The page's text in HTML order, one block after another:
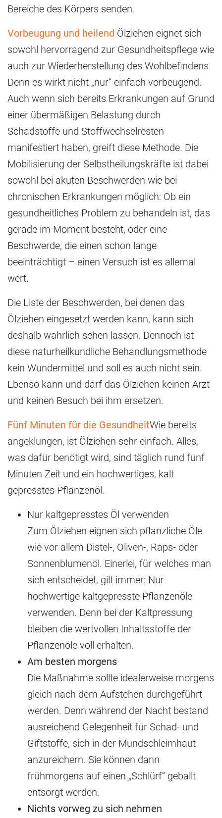
Bereiche des Körpers senden.
Vorbeugung und heilend Ölziehen eignet sich
sowohl hervorragend zur Gesundheitspflege wie
auch zur Wiederherstellung des Wohlbefindens.
Denn es wirkt nicht „nur“ einfach vorbeugend.
Auch wenn sich bereits Erkrankungen auf Grund
einer übermäßigen Belastung durch
Schadstoffe und Stoffwechselresten
manifestiert haben, greift diese Methode. Die
Mobilisierung der Selbstheilungskräfte ist dabei
sowohl bei akuten Beschwerden wie bei
chronischen Erkrankungen möglich: Ob ein
gesundheitliches Problem zu behandeln ist, das
gerade im Moment besteht, oder eine
Beschwerde, die einen schon lange
beeinträchtigt – einen Versuch ist es allemal
wert.
Die Liste der Beschwerden, bei denen das
Ölziehen eingesetzt werden kann, kann sich
deshalb wahrlich sehen lassen. Dennoch ist
diese naturheilkundliche Behandlungsmethode
kein Wundermittel und soll es auch nicht sein.
Ebenso kann und darf das Ölziehen keinen Arzt
und keinen Besuch bei ihm ersetzen.
Fünf Minuten für die GesundheitWie bereits
angeklungen, ist Ölziehen sehr einfach. Alles,
was dafür benötigt wird, sind täglich rund fünf
Minuten Zeit und ein hochwertiges, kalt
gepresstes Pflanzenöl.
Nur kaltgepresstes Öl verwenden
Zum Ölziehen eignen sich pflanzliche Öle
wie vor allem Distel-, Oliven-, Raps- oder
Sonnenblumenöl. Einerlei, für welches man
sich entscheidet, gilt immer: Nur
hochwertige kaltgepresste Pflanzenöle
verwenden. Denn bei der Kaltpressung
bleiben die wertvollen Inhaltsstoffe der
Pflanzenöle voll erhalten.
Am besten morgens
Die Maßnahme sollte idealerweise morgens
gleich nach dem Aufstehen durchgeführt
werden. Denn während der Nacht bestand
ausreichend Gelegenheit für Schad- und
Giftstoffe, sich in der Mundschleimhaut
anzureichern. Sie können dann
frühmorgens auf einen „Schlürf“ geballt
entsorgt werden.
Nichts vorweg zu sich nehmen